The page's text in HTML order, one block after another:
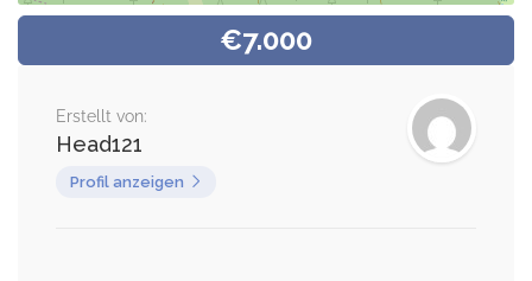
€7.000
Erstellt von:
Head121
Profil anzeigen